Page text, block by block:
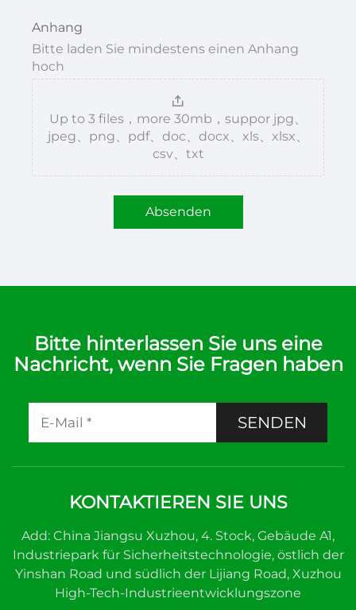
Anhang
Bitte laden Sie mindestens einen Anhang
hoch
Up to 3 files，more 30mb，suppor jpg、
jpeg、png、pdf、doc、docx、xls、xlsx、
csv、txt
Absenden
Bitte hinterlassen Sie uns eine
Nachricht, wenn Sie Fragen haben
SENDEN
KONTAKTIEREN SIE UNS
Add: China Jiangsu Xuzhou, 4. Stock, Gebäude A1,
Industriepark für Sicherheitstechnologie, östlich der
Yinshan Road und südlich der Lijiang Road, Xuzhou
High-Tech-Industrieentwicklungszone